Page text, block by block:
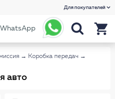
Для покупателей
WhatsApp
→ Коробка передач →
авто